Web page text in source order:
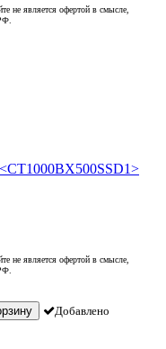
не является офертой в смысле,
не является офертой в смысле,
Добавлено